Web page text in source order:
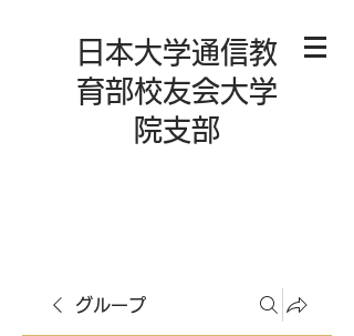
日本大学通信教
育部校友会大学
院支部
グループ